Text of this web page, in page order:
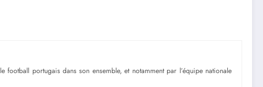
portugais dans son ensemble, et notamment par l’équipe nationale